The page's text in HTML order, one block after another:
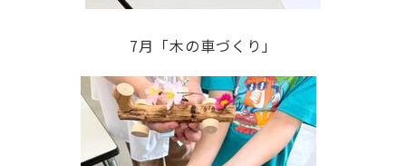
7月「木の車づくり」